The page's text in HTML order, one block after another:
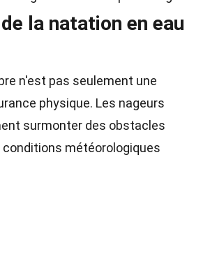
la natation en eau
n'est pas seulement une
physique. Les nageurs
surmonter des obstacles
météorologiques